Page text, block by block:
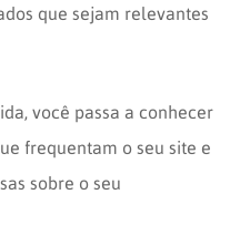
que sejam relevantes
você passa a conhecer
frequentam o seu site e
sobre o seu